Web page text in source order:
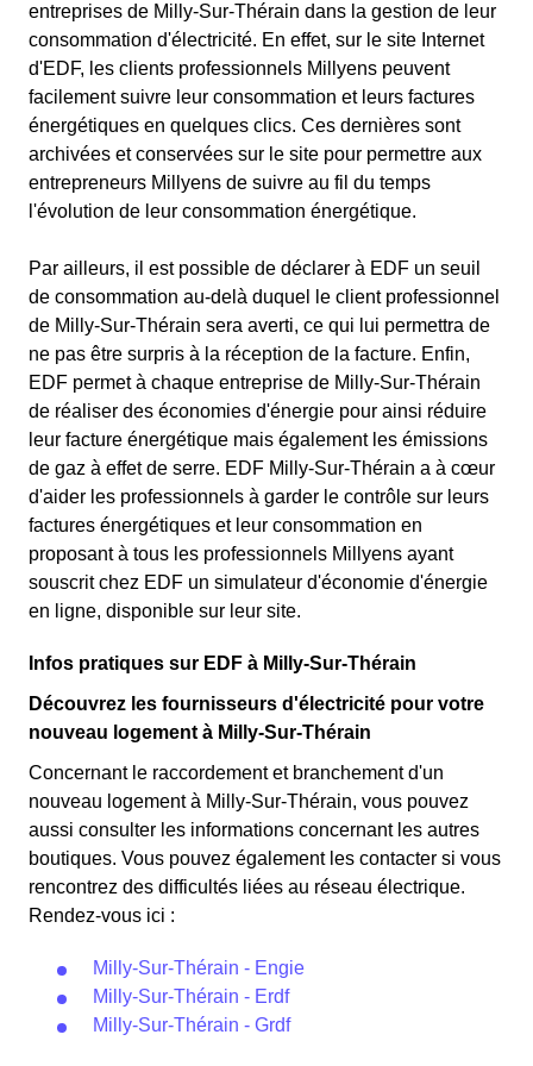
entreprises de Milly-Sur-Thérain dans la gestion de leur
consommation d'électricité. En effet, sur le site Internet
d'EDF, les clients professionnels Millyens peuvent
facilement suivre leur consommation et leurs factures
énergétiques en quelques clics. Ces dernières sont
archivées et conservées sur le site pour permettre aux
entrepreneurs Millyens de suivre au fil du temps
l'évolution de leur consommation énergétique.
Par ailleurs, il est possible de déclarer à EDF un seuil
de consommation au-delà duquel le client professionnel
de Milly-Sur-Thérain sera averti, ce qui lui permettra de
ne pas être surpris à la réception de la facture. Enfin,
EDF permet à chaque entreprise de Milly-Sur-Thérain
de réaliser des économies d'énergie pour ainsi réduire
leur facture énergétique mais également les émissions
de gaz à effet de serre. EDF Milly-Sur-Thérain a à cœur
d'aider les professionnels à garder le contrôle sur leurs
factures énergétiques et leur consommation en
proposant à tous les professionnels Millyens ayant
souscrit chez EDF un simulateur d'économie d'énergie
en ligne, disponible sur leur site.
Infos pratiques sur EDF à Milly-Sur-Thérain
Découvrez les fournisseurs d'électricité pour votre
nouveau logement à Milly-Sur-Thérain
Concernant le raccordement et branchement d'un
nouveau logement à Milly-Sur-Thérain, vous pouvez
aussi consulter les informations concernant les autres
boutiques. Vous pouvez également les contacter si vous
rencontrez des difficultés liées au réseau électrique.
Rendez-vous ici :
Milly-Sur-Thérain - Engie
Milly-Sur-Thérain - Erdf
Milly-Sur-Thérain - Grdf